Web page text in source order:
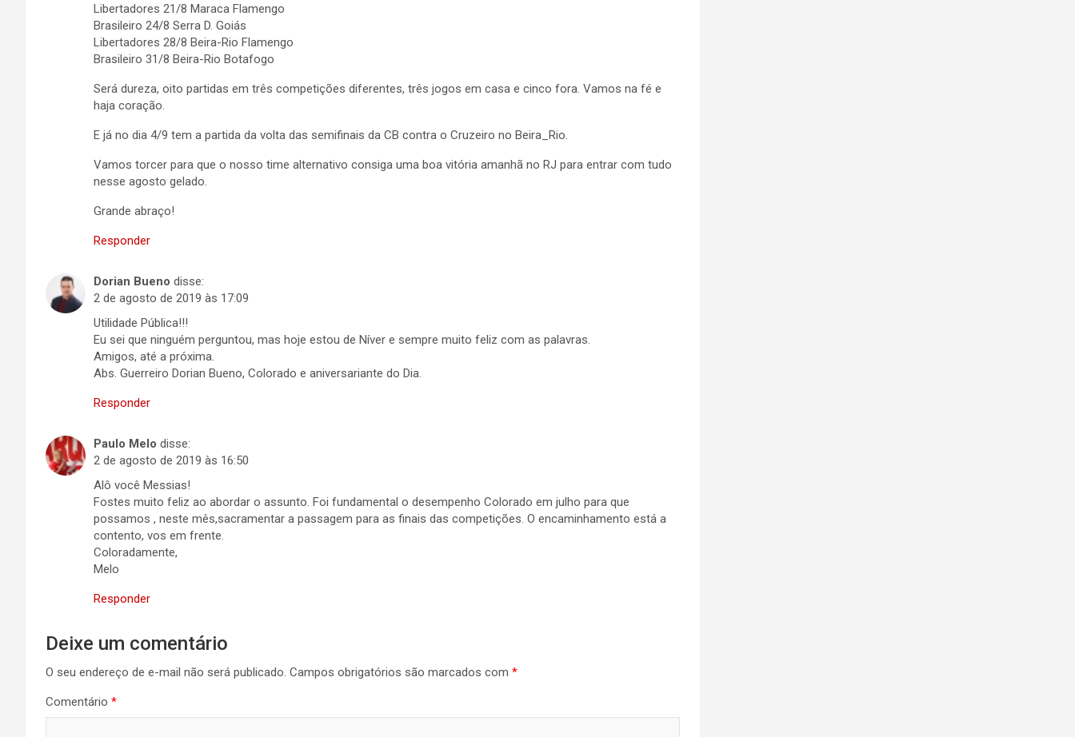
Libertadores 21/8 Maraca Flamengo
Brasileiro 24/8 Serra D. Goiás
Libertadores 28/8 Beira-Rio Flamengo
Brasileiro 31/8 Beira-Rio Botafogo
Será dureza, oito partidas em três competições diferentes, três jogos em casa e cinco fora. Vamos na fé e
haja coração.
E já no dia 4/9 tem a partida da volta das semifinais da CB contra o Cruzeiro no Beira_Rio.
Vamos torcer para que o nosso time alternativo consiga uma boa vitória amanhã no RJ para entrar com tudo
nesse agosto gelado.
Grande abraço!
Responder
Dorian Bueno disse:
2 de agosto de 2019 às 17:09
Utilidade Pública!!!
Eu sei que ninguém perguntou, mas hoje estou de Níver e sempre muito feliz com as palavras.
Amigos, até a próxima.
Abs. Guerreiro Dorian Bueno, Colorado e aniversariante do Dia.
Responder
Paulo Melo disse:
2 de agosto de 2019 às 16:50
Alô você Messias!
Fostes muito feliz ao abordar o assunto. Foi fundamental o desempenho Colorado em julho para que
possamos , neste mês,sacramentar a passagem para as finais das competições. O encaminhamento está a
contento, vos em frente.
Coloradamente,
Melo
Responder
Deixe um comentário
O seu endereço de e-mail não será publicado. Campos obrigatórios são marcados com *
Comentário *